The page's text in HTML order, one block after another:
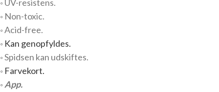
◦ UV-resistens.
◦ Non-toxic.
◦ Acid-free.
◦ Kan genopfyldes.
◦ Spidsen kan udskiftes.
◦ Farvekort.
◦App.